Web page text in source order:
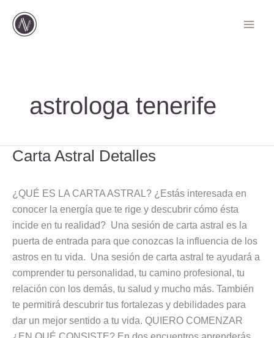
contenido
astrologa tenerife
Carta Astral Detalles
¿QUÉ ES LA CARTA ASTRAL? ¿Estás interesada en
conocer la energía que te rige y descubrir cómo ésta
incide en tu realidad? Una sesión de carta astral es la
puerta de entrada para que conozcas la influencia de los
astros en tu vida. Una sesión de carta astral te ayudará a
comprender tu personalidad, tu camino profesional, tu
relación con los demás, tu salud y mucho más. También
te permitirá descubrir tus fortalezas y debilidades para
dar un mejor sentido a tu vida. QUIERO COMENZAR
Carta